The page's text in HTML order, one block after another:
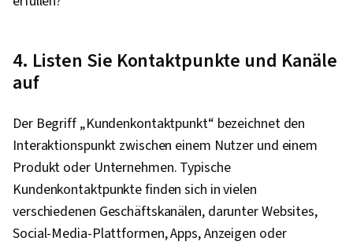
4. Listen Sie Kontaktpunkte und Kanäle
auf
Der Begriff „Kundenkontaktpunkt“ bezeichnet den
Interaktionspunkt zwischen einem Nutzer und einem
Produkt oder Unternehmen. Typische
Kundenkontaktpunkte finden sich in vielen
verschiedenen Geschäftskanälen, darunter Websites,
Social-Media-Plattformen, Apps, Anzeigen oder